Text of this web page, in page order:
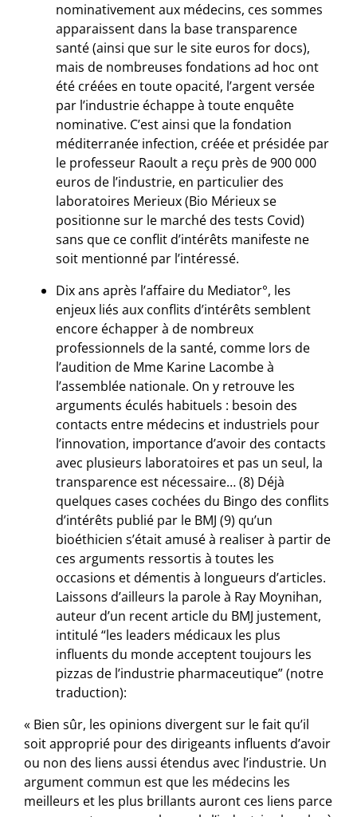
nominativement aux médecins, ces sommes
apparaissent dans la base transparence
santé (ainsi que sur le site euros for docs),
mais de nombreuses fondations ad hoc ont
été créées en toute opacité, l’argent versée
par l’industrie échappe à toute enquête
nominative. C’est ainsi que la fondation
méditerranée infection, créée et présidée par
le professeur Raoult a reçu près de 900 000
euros de l’industrie, en particulier des
laboratoires Merieux (Bio Mérieux se
positionne sur le marché des tests Covid)
sans que ce conflit d’intérêts manifeste ne
soit mentionné par l’intéressé.
Dix ans après l’affaire du Mediator°, les
enjeux liés aux conflits d’intérêts semblent
encore échapper à de nombreux
professionnels de la santé, comme lors de
l’audition de Mme Karine Lacombe à
l’assemblée nationale. On y retrouve les
arguments éculés habituels : besoin des
contacts entre médecins et industriels pour
l’innovation, importance d’avoir des contacts
avec plusieurs laboratoires et pas un seul, la
transparence est nécessaire… (8) Déjà
quelques cases cochées du Bingo des conflits
d’intérêts publié par le BMJ (9) qu’un
bioéthicien s’était amusé à realiser à partir de
ces arguments ressortis à toutes les
occasions et démentis à longueurs d’articles.
Laissons d’ailleurs la parole à Ray Moynihan,
auteur d’un recent article du BMJ justement,
intitulé “les leaders médicaux les plus
influents du monde acceptent toujours les
pizzas de l’industrie pharmaceutique” (notre
traduction):
« Bien sûr, les opinions divergent sur le fait qu’il
soit approprié pour des dirigeants influents d’avoir
ou non des liens aussi étendus avec l’industrie. Un
argument commun est que les médecins les
meilleurs et les plus brillants auront ces liens parce